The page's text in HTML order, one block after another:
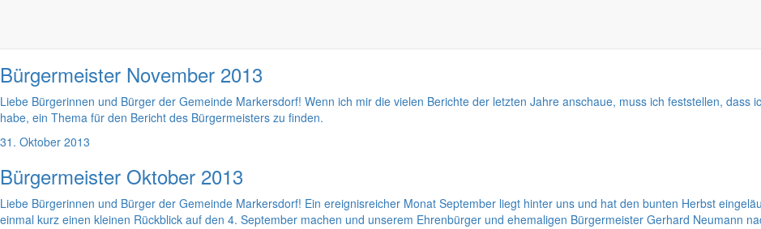
Bürgermeister November 2013
Liebe Bürgerinnen und Bürger der Gemeinde Markersdorf! Wenn ich mir die vielen Berichte der letzten Jahre anschaue, muss ich feststellen,
habe, ein Thema für den Bericht des Bürgermeisters zu finden.
31. Oktober 2013
Bürgermeister Oktober 2013
Liebe Bürgerinnen und Bürger der Gemeinde Markersdorf! Ein ereignisreicher Monat September liegt hinter uns und hat den bunten Herbst
einmal kurz einen kleinen Rückblick auf den 4. September machen und unserem Ehrenbürger und ehemaligen Bürgermeister Gerhard Neumann